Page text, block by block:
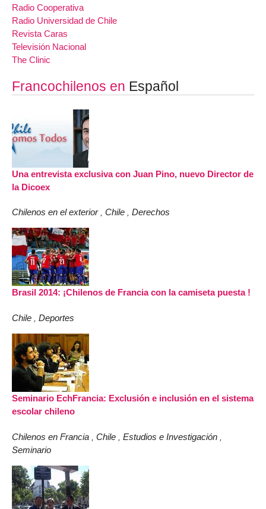
Radio Cooperativa
Radio Universidad de Chile
Revista Caras
Televisión Nacional
The Clinic
Francochilenos en Español
Una entrevista exclusiva con Juan Pino, nuevo Director de
la Dicoex
Chilenos en el exterior , Chile , Derechos
Brasil 2014: ¡Chilenos de Francia con la camiseta puesta !
Chile Deportes
Seminario EchFrancia: Exclusión e inclusión en el sistema
escolar chileno
Chilenos en Francia Chile Estudios e Investigación
Seminario